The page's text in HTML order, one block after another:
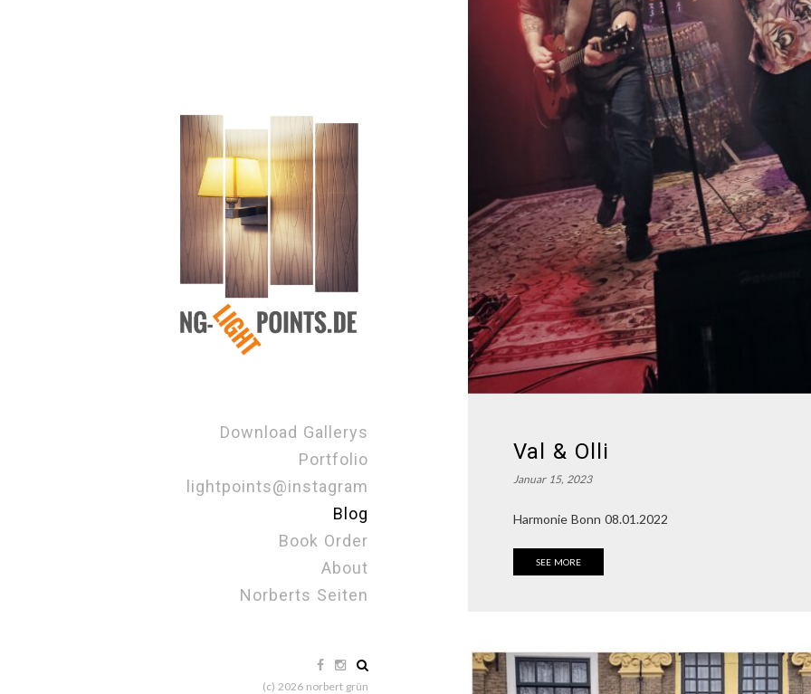
Download Gallerys
Portfolio
lightpoints@instagram
Blog
Book Order
About
Norberts Seiten
(c) 2026 norbert grün
Val & Olli
Januar 15, 2023
Harmonie Bonn 08.01.2022
SEE MORE